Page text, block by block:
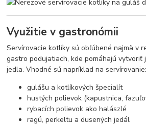
Využitie v gastronómii
Servírovacie kotlíky sú obľúbené najmä v
gastro podujatiach, kde pomáhajú vytvoriť
jedla. Vhodné sú napríklad na servírovanie:
gulášu a kotlíkových špecialít
hustých polievok (kapustnica,
rybacích polievok ako halászlé
ragú, perkeltu a dusených jedál